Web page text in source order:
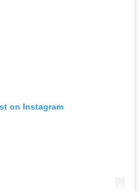
on Instagram